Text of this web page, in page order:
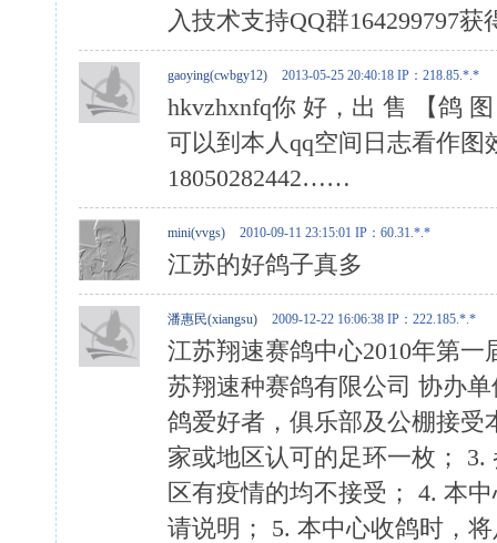
入技术支持QQ群164299797
gaoying(cwbgy12) 2013-05-25 20:40:18 IP：218.85.*.*
hkvzhxnfq你 好，出 售 【鸽
可以到本人qq空间日志看作
18050282442……
mini(vvgs) 2010-09-11 23:15:01 IP：60.31.*.*
江苏的好鸽子真多
潘惠民(xiangsu) 2009-12-22 16:06:38 IP：222.185.*.*
江苏翔速赛鸽中心2010年第
苏翔速种赛鸽有限公司 协办
鸽爱好者，俱乐部及公棚接受
家或地区认可的足环一枚；
区有疫情的均不接受； 4. 本
请说明； 5. 本中心收鸽时，